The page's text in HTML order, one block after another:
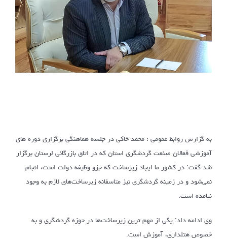
به گزارش روابط عمومی ؛ محمد خاکی در جلسه هماهنگی برگزاری دوره های
آموزشی فعالان صنعت گردشگری استان که در اتاق بازرگانی لرستان برگزار
شد گفت: در کشور ما ایجاد زیرساخت که جزو وظیفه دولت است، انجام
نمی‌شود و در زمینه گردشگری نیز متاسفانه زیرساخت‌های لازم به وجود
نیامده است.
وی ادامه داد: یکی از مهم ترین زیرساخت‌ها در حوزه گردشگری و به
خصوص هتلداری، آموزش است.